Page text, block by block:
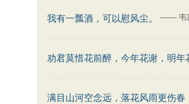
我有一瓢酒，可以慰风尘。 —— 韦
劝君莫惜花前醉，今年花谢，明年
满目山河空念远，落花风雨更伤春